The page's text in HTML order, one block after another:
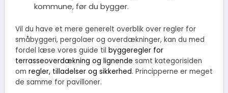
kommune, før du bygger.
Vil du have et mere generelt overblik over regler for
småbyggeri, pergolaer og overdækninger, kan du med
fordel læse vores guide til byggeregler for
terrasseoverdækning og lignende samt kategorisiden
om regler, tilladelser og sikkerhed. Principperne er meget
de samme for pavilloner.